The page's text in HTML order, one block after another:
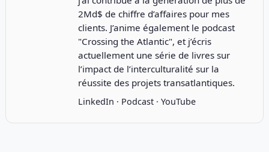
2Md$ de chiffre d’affaires pour mes
clients. J’anime également le podcast
"Crossing the Atlantic", et j’écris
actuellement une série de livres sur
l’impact de l’interculturalité sur la
réussite des projets transatlantiques.
LinkedIn · Podcast· YouTube